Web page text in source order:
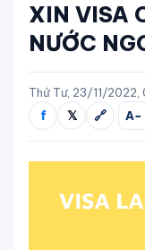
XIN VISA
NƯỚC
Thứ Tư, 23/11/2022,
f 𝕏 🔗 A−